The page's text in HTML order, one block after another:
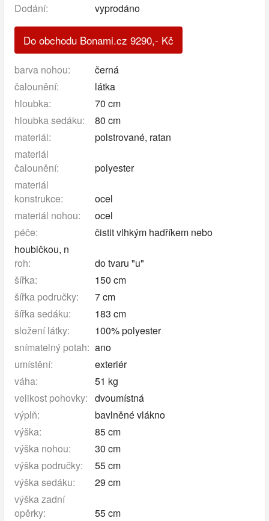
Dodání:
vyprodáno
Do obchodu Bonami.cz 9290,- Kč
barva nohou:
černá
čalounění:
látka
hloubka:
70 cm
hloubka sedáku:
80 cm
materiál:
polstrované, ratan
materiál
čalounění:
polyester
materiál
konstrukce:
ocel
materiál nohou:
ocel
péče:
čistit vlhkým hadříkem nebo
houbičkou, n
roh:
do tvaru "u"
šířka:
150 cm
šířka područky:
7 cm
šířka sedáku:
183 cm
složení látky:
100% polyester
snímatelný potah: ano
umístění:
exteriér
váha:
51 kg
velikost pohovky: dvoumístná
výplň:
bavlněné vlákno
výška:
85 cm
výška nohou:
30 cm
výška područky:
55 cm
výška sedáku:
29 cm
výška zadní
opěrky:
55 cm